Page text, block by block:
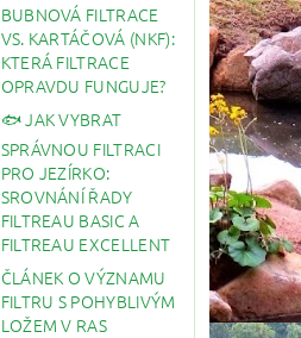
BUBNOVÁ FILTRACE
VS. KARTÁČOVÁ (NKF):
KTERÁ FILTRACE
OPRAVDU FUNGUJE?
🐟 JAK VYBRAT
SPRÁVNOU FILTRACI
PRO JEZÍRKO:
SROVNÁNÍ ŘADY
FILTREAU BASIC A
FILTREAU EXCELLENT
ČLÁNEK O VÝZNAMU
FILTRU S POHYBLIVÝM
LOŽEM V RAS